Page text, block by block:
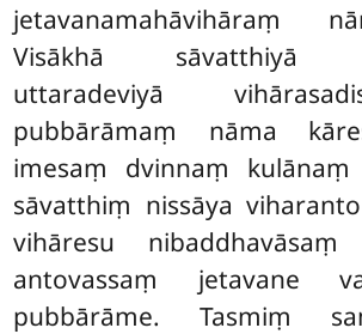
jetavanamahāvihāraṃ
Visākhā sāvatthiyā
uttaradeviyā
pubbārāmaṃ nāma
imesaṃ dvinnaṃ kulānaṃ
sāvatthiṃ nissāya
vihāresu
antovassaṃ jetavane
pubbārāme. Tasmiṃ